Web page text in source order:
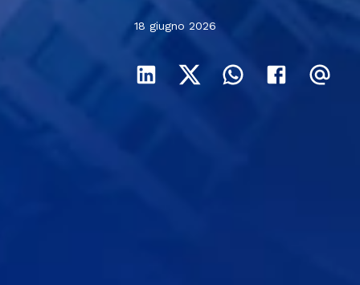
18 giugno 2026
18 giugno 2026
18 giugno 2026